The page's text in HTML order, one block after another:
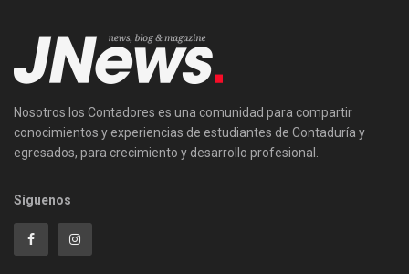
Nosotros los Contadores es una comunidad para compartir
conocimientos y experiencias de estudiantes de Contaduría y
egresados, para crecimiento y desarrollo profesional.
Síguenos